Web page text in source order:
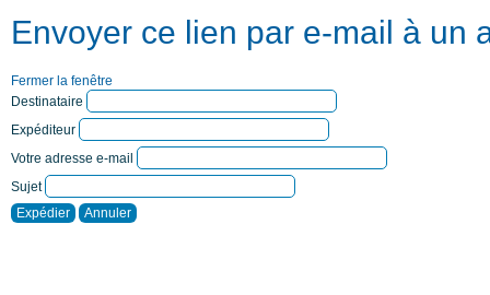
Envoyer ce lien par e-mail à un
Fermer la fenêtre
Destinataire
Expéditeur
Votre adresse e-mail
Sujet
Expédier
Annuler